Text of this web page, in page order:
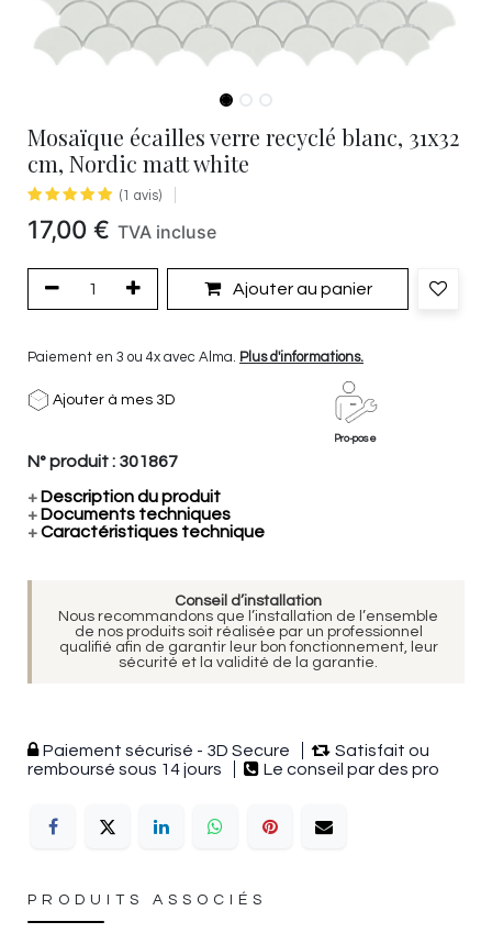
Mosaïque écailles verre recyclé blanc, 31x32
cm, Nordic matt white
(1 avis)
17,00 € TVA incluse
Ajouter au panier
Paiement en 3 ou 4x avec Alma. Plus d'informations.
Ajouter à mes 3D
Pro-pose
N° produit : 301867
+ Description du produit
+ Documents techniques
+Caractéristiques technique
Conseil d’installation
Nous recommandons que l’installation de l’ensemble
de nos produits soit réalisée par un professionnel
qualifié afin de garantir leur bon fonctionnement, leur
sécurité et la validité de la garantie.
Paiement sécurisé - 3D Secure
Satisfait ou
remboursé sous 14 jours
Le conseil par des pro
PRODUITS ASSOCIÉS